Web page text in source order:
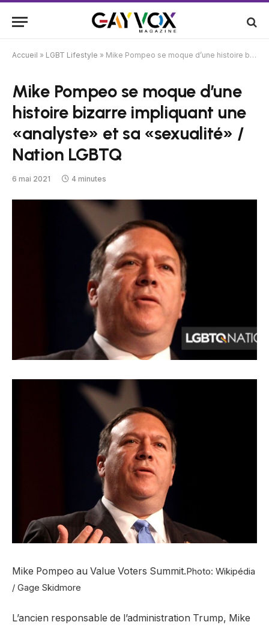
Accueil » LGBT Lifestyle » Mike Pompeo se moque d’une histoire bizarre impliquant une «analyste» et sa «sexualité» / Nation LGBTQ
Mike Pompeo se moque d’une
histoire bizarre impliquant une
«analyste» et sa «sexualité» /
Nation LGBTQ
6 mai 2021 4 minutes
Mike Pompeo au Value Voters Summit.Photo: Wikipédia
/ Gage Skidmore
L’ancien responsable de l’administration Trump, Mike